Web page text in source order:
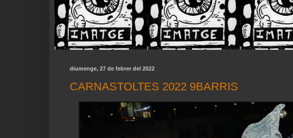
diumenge, 27 de febrer del 2022
CARNASTOLTES 2022 9BARRIS